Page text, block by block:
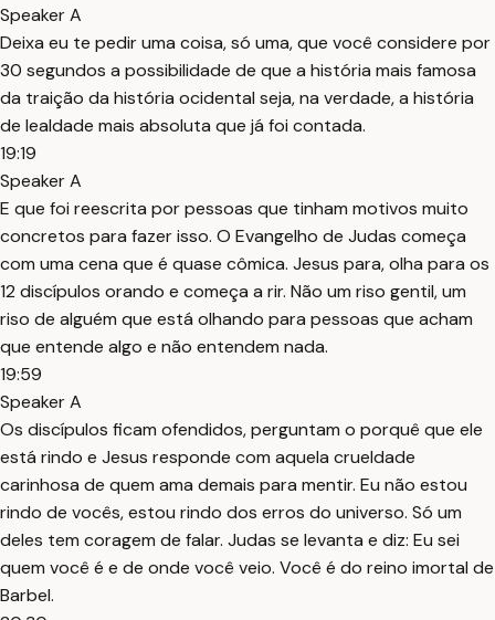
Speaker A
Deixa eu te pedir uma coisa, só uma, que você considere por
30 segundos a possibilidade de que a história mais famosa
da traição da história ocidental seja, na verdade, a história
de lealdade mais absoluta que já foi contada.
19:19
Speaker A
E que foi reescrita por pessoas que tinham motivos muito
concretos para fazer isso. O Evangelho de Judas começa
com uma cena que é quase cômica. Jesus para, olha para os
12 discípulos orando e começa a rir. Não um riso gentil, um
riso de alguém que está olhando para pessoas que acham
que entende algo e não entendem nada.
19:59
Speaker A
Os discípulos ficam ofendidos, perguntam o porquê que ele
está rindo e Jesus responde com aquela crueldade
carinhosa de quem ama demais para mentir. Eu não estou
rindo de vocês, estou rindo dos erros do universo. Só um
deles tem coragem de falar. Judas se levanta e diz: Eu sei
quem você é e de onde você veio. Você é do reino imortal de
Barbel.